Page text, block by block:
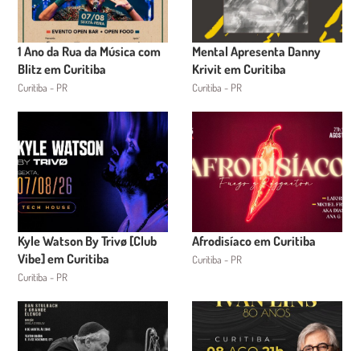
1 Ano da Rua da Música com
Blitz em Curitiba
Curitiba - PR
Mental Apresenta Danny
Krivit em Curitiba
Curitiba - PR
Kyle Watson By Trivø [Club
Vibe] em Curitiba
Curitiba - PR
Afrodisíaco em Curitiba
Curitiba - PR